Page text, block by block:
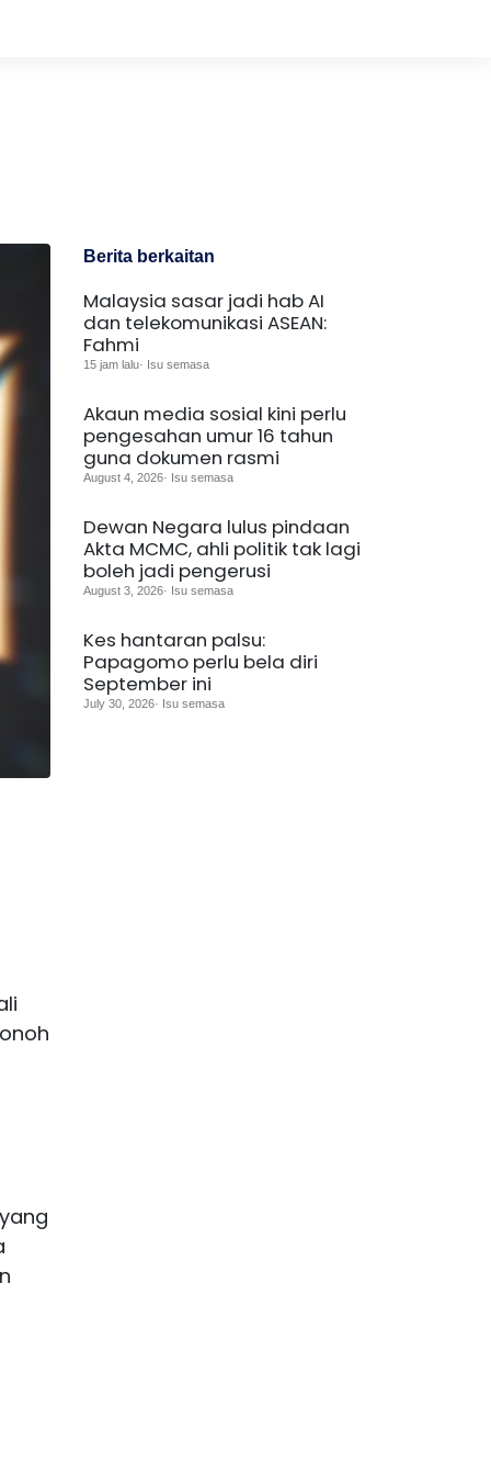
Berita berkaitan
Malaysia sasar jadi hab AI
dan telekomunikasi ASEAN:
Fahmi
15 jam lalu· Isu semasa
Akaun media sosial kini perlu
pengesahan umur 16 tahun
guna dokumen rasmi
August 4, 2026· Isu semasa
Dewan Negara lulus pindaan
Akta MCMC, ahli politik tak lagi
boleh jadi pengerusi
August 3, 2026· Isu semasa
Kes hantaran palsu:
Papagomo perlu bela diri
September ini
July 30, 2026· Isu semasa